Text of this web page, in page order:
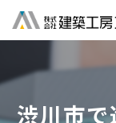
渋川市